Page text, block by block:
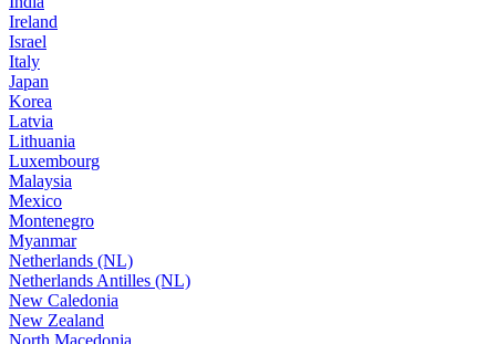
Ireland
Israel
Italy
Japan
Korea
Latvia
Lithuania
Luxembourg
Malaysia
Mexico
Montenegro
Myanmar
Netherlands (NL)
Netherlands Antilles (NL)
New Caledonia
New Zealand
North Macedonia